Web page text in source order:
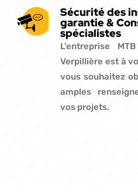
Sécurité des
garantie &
spécialistes
L’entreprise
Verpillière est à
vous souhaitez
amples
vos projets.